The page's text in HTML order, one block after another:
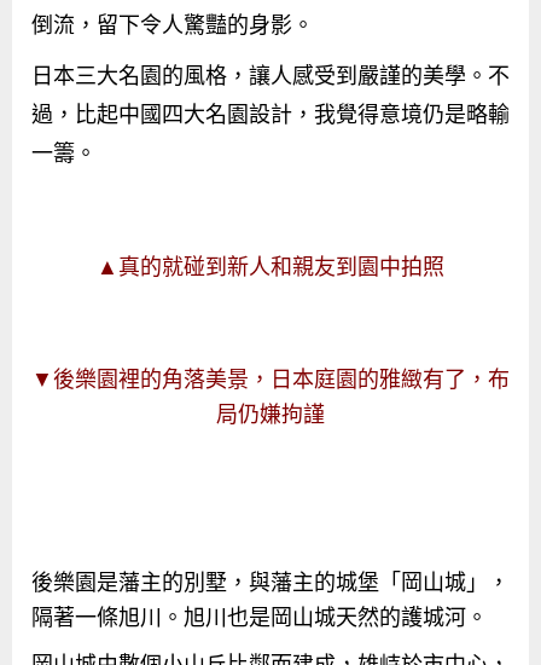
倒流，留下令人驚豔的身影。
日本三大名園的風格，讓人感受到嚴謹的美學。不
過，比起中國四大名園設計，我覺得意境仍是略輸
一籌。
▲真的就碰到新人和親友到園中拍照
▼後樂園裡的角落美景，日本庭園的雅緻有了，布
局仍嫌拘謹
後樂園是藩主的別墅，與藩主的城堡「岡山城」，
隔著一條旭川。旭川也是岡山城天然的護城河。